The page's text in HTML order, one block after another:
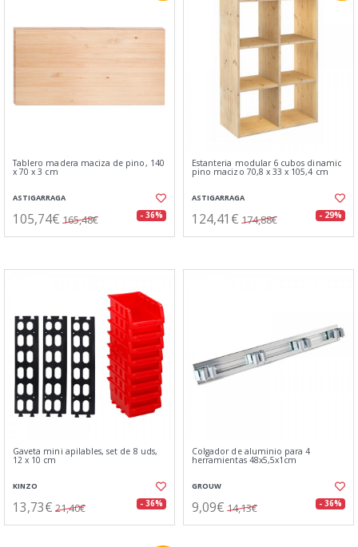
Tablero madera maciza de pino, 140
x 70 x 3 cm
ASTIGARRAGA
105,74€ 165,48€ - 36%
Estanteria modular 6 cubos dinamic
pino macizo 70,8 x 33 x 105,4 cm
ASTIGARRAGA
124,41€ 174,88€ - 29%
Gaveta mini apilables, set de 8 uds,
12 x 10 cm
KINZO
13,73€ 21,40€ - 36%
Colgador de aluminio para 4
herramientas 48x5,5x1cm
GROUW
9,09€ 14,13€ - 36%